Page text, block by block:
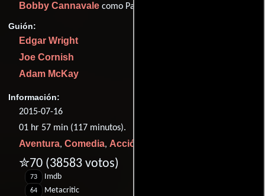
Bobby Cannavale como Paxton
Guión:
Edgar Wright
Joe Cornish
Adam McKay
Información:
2015-07-16
01 hr 57 min (117 minutos).
Aventura, Comedia, Acción
✮70 (38583 votos)
73 Imdb
64 Metacritic